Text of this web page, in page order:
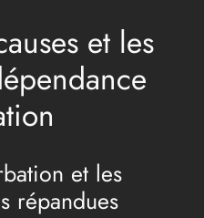
et les
et les
répandues